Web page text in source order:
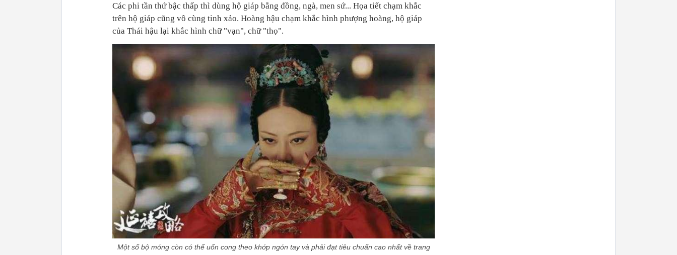
Các phi tần thứ bậc thấp thì dùng hộ giáp bằng đồng, ngà, men sứ... Họa tiết chạm khắc
trên hộ giáp cũng vô cùng tinh xảo. Hoàng hậu chạm khắc hình phượng hoàng, hộ giáp
của Thái hậu lại khắc hình chữ "vạn", chữ "thọ".
Một số bộ móng còn có thể uốn cong theo khớp ngón tay và phải đạt tiêu chuẩn cao nhất về trang